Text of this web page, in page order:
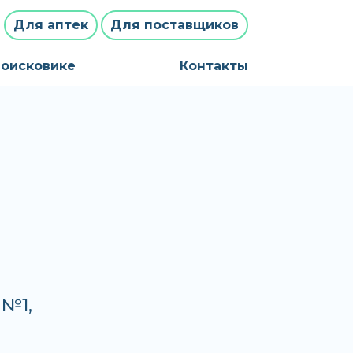
Для аптек Для поставщиков
Контакты